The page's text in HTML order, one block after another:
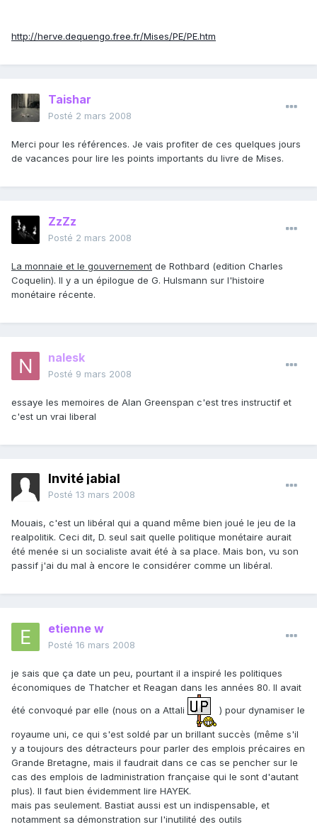
http://herve.dequengo.free.fr/Mises/PE/PE.htm
Taishar
Posté 2 mars 2008
Merci pour les références. Je vais profiter de ces quelques jours
de vacances pour lire les points importants du livre de Mises.
ZzZz
Posté 2 mars 2008
La monnaie et le gouvernement de Rothbard (edition Charles
Coquelin). Il y a un épilogue de G. Hulsmann sur l'histoire
monétaire récente.
nalesk
Posté 9 mars 2008
essaye les memoires de Alan Greenspan c'est tres instructif et
c'est un vrai liberal
Invité jabial
Posté 13 mars 2008
Mouais, c'est un libéral qui a quand même bien joué le jeu de la
realpolitik. Ceci dit, D. seul sait quelle politique monétaire aurait
été menée si un socialiste avait été à sa place. Mais bon, vu son
passif j'ai du mal à encore le considérer comme un libéral.
etienne w
Posté 16 mars 2008
je sais que ça date un peu, pourtant il a inspiré les politiques
économiques de Thatcher et Reagan dans les années 80. Il avait
été convoqué par elle (nous on a Attali
) pour dynamiser le
royaume uni, ce qui s'est soldé par un brillant succès (même s'il
y a toujours des détracteurs pour parler des emplois précaires en
Grande Bretagne, mais il faudrait dans ce cas se pencher sur le
cas des emplois de ladministration française qui le sont d'autant
plus). Il faut bien évidemment lire HAYEK.
mais pas seulement. Bastiat aussi est un indispensable, et
notamment sa démonstration sur l'inutilité des outils